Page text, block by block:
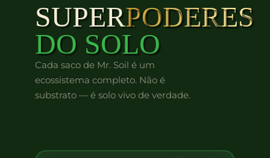
SUPERPODERES
DO SOLO
Cada saco de Mr. Soil é um
ecossistema completo. Não é
substrato — é solo vivo de verdade.